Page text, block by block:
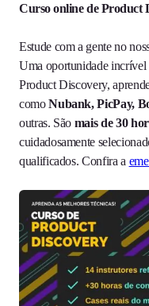
Curso online de Product
Estude com a gente no
Uma oportunidade incrível
Product Discovery,
comoNubank, PicPay,
outras. São mais de 30
cuidadosamente
qualificados. Confira a